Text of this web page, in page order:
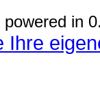
powered in
Ihre